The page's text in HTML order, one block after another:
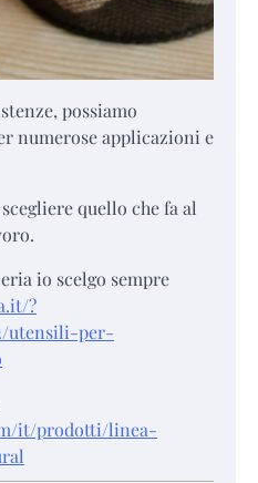
possiamo
numerose applicazioni e
quello che fa al
io scelgo sempre
?
utensili-per-
it/prodotti/linea-